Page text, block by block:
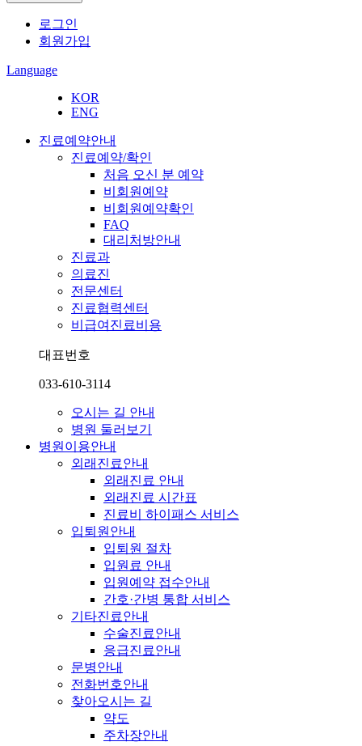
로그인
회원가입
Language
KOR
ENG
진료예약안내
진료예약/확인
처음 오신 분 예약
비회원예약
비회원예약확인
FAQ
대리처방안내
진료과
의료진
전문센터
진료협력센터
비급여진료비용
대표번호
033-610-3114
오시는 길 안내
병원 둘러보기
병원이용안내
외래진료안내
외래진료 안내
외래진료 시간표
진료비 하이패스 서비스
입퇴원안내
입퇴원 절차
입원료 안내
입원예약 접수안내
간호·간병 통합 서비스
기타진료안내
수술진료안내
응급진료안내
문병안내
전화번호안내
찾아오시는 길
약도
주차장안내